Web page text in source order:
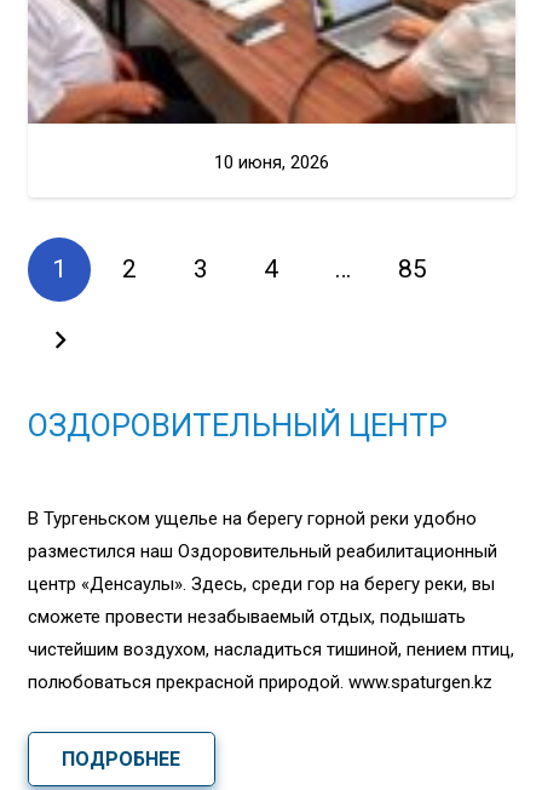
10 июня, 2026
1 2 3 4 … 85
ОЗДОРОВИТЕЛЬНЫЙ ЦЕНТР
В Тургеньском ущелье на берегу горной реки удобно
разместился наш Оздоровительный реабилитационный
центр «Денсаулық». Здесь, среди гор на берегу реки, вы
сможете провести незабываемый отдых, подышать
чистейшим воздухом, насладиться тишиной, пением птиц,
полюбоваться прекрасной природой. www.spaturgen.kz
ПОДРОБНЕЕ